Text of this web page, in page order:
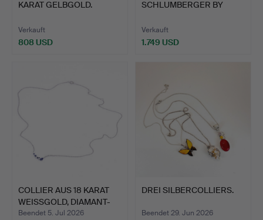
KARAT GELBGOLD.
Verkauft
808 USD
SCHLUMBERGER BY
STONE…
Verkauft
1.749 USD
COLLIER AUS 18 KARAT
WEISSGOLD, DIAMANT-
U…
Beendet 5. Jul 2026
DREI SILBERCOLLIERS.
Beendet 29. Jun 2026